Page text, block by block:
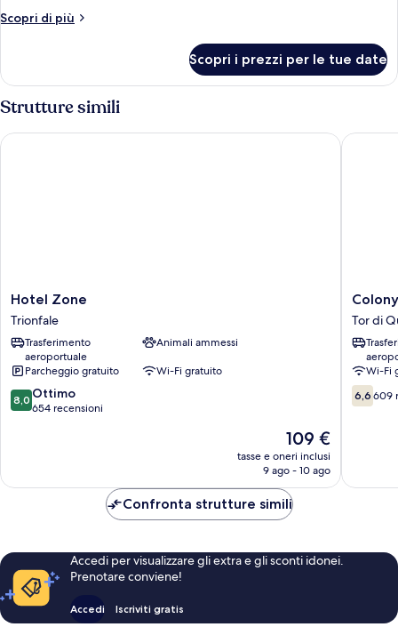
Scopri di più
Altri
Classic
Scopri i prezzi per le tue date
Strutture simili
Hotel
Zone
Trionfale
Hotel Zone
Trionfale
Trasferimento
aeroportuale
Animali ammessi
Parcheggio gratuito
Wi-Fi gratuito
8.0
su
8,0 Ottimo
654 recensioni
Il
prezzo
attuale
109 €
109 €
tasse e oneri inclusi
9 ago - 10 ago
Hotel Zone
Colony
Hotel
Tor
di
Quinto
Tor di
Wi-Fi
6.6
su
6,6 609
Colony
Confronta strutture simili
Accedi per visualizzare gli extra e gli sconti idonei.
Prenotare conviene!
Accedi Iscriviti gratis